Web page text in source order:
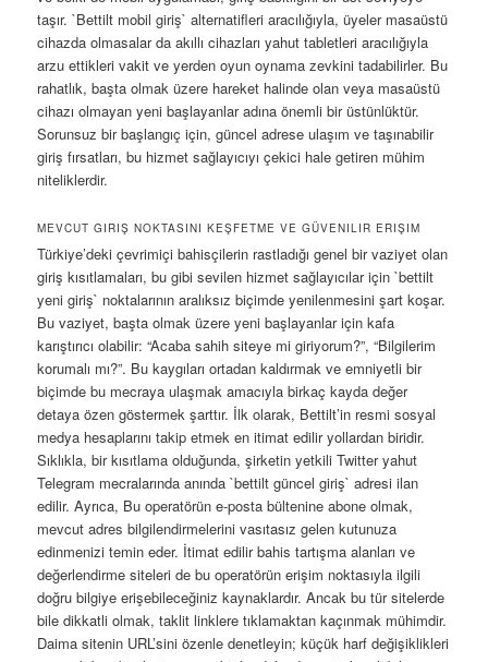
taşır. `Bettilt mobil giriş` alternatifleri aracılığıyla, üyeler masaüstü
cihazda olmasalar da akıllı cihazları yahut tabletleri aracılığıyla
arzu ettikleri vakit ve yerden oyun oynama zevkini tadabilirler. Bu
rahatlık, başta olmak üzere hareket halinde olan veya masaüstü
cihazı olmayan yeni başlayanlar adına önemli bir üstünlüktür.
Sorunsuz bir başlangıç için, güncel adrese ulaşım ve taşınabilir
giriş fırsatları, bu hizmet sağlayıcıyı çekici hale getiren mühim
niteliklerdir.
MEVCUT GIRIŞ NOKTASINI KEŞFETME VE GÜVENILIR ERIŞIM
Türkiye’deki çevrimiçi bahisçilerin rastladığı genel bir vaziyet olan
giriş kısıtlamaları, bu gibi sevilen hizmet sağlayıcılar için `bettilt
yeni giriş` noktalarının aralıksız biçimde yenilenmesini şart koşar.
Bu vaziyet, başta olmak üzere yeni başlayanlar için kafa
karıştırıcı olabilir: “Acaba sahih siteye mi giriyorum?”, “Bilgilerim
korumalı mı?”. Bu kaygıları ortadan kaldırmak ve emniyetli bir
biçimde bu mecraya ulaşmak amacıyla birkaç kayda değer
detaya özen göstermek şarttır. İlk olarak, Bettilt’in resmi sosyal
medya hesaplarını takip etmek en itimat edilir yollardan biridir.
Sıklıkla, bir kısıtlama olduğunda, şirketin yetkili Twitter yahut
Telegram mecralarında anında `bettilt güncel giriş` adresi ilan
edilir. Ayrıca, Bu operatörün e-posta bültenine abone olmak,
mevcut adres bilgilendirmelerini vasıtasız gelen kutunuza
edinmenizi temin eder. İtimat edilir bahis tartışma alanları ve
değerlendirme siteleri de bu operatörün erişim noktasıyla ilgili
doğru bilgiye erişebileceğiniz kaynaklardır. Ancak bu tür sitelerde
bile dikkatli olmak, taklit linklere tıklamaktan kaçınmak mühimdir.
Daima sitenin URL’sini özenle denetleyin; küçük harf değişiklikleri